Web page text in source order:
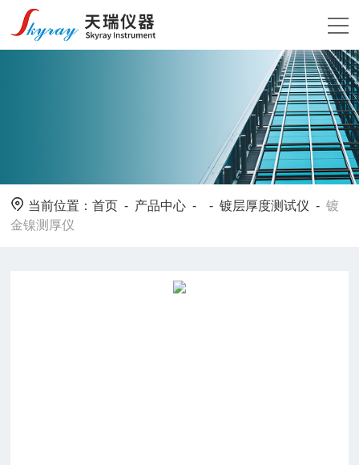
当前位置：首页 - 产品中心 - -镀层厚度测试仪 -镀
金镍测厚仪